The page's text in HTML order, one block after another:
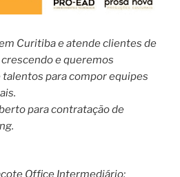
Curitiba e atende clientes de
e queremos
para compor equipes
para contratação de
Office Intermediário;